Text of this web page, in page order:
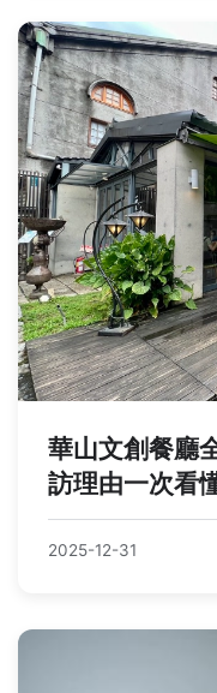
華山文創餐廳
訪理由一次看
2025-12-31